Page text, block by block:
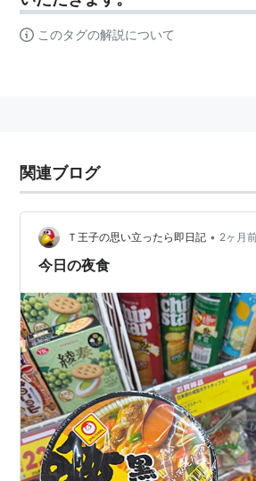
このタグの解説について
関連ブログ
Ｔ王子の思い立ったら即日記 • 2ヶ月
今日の夜食